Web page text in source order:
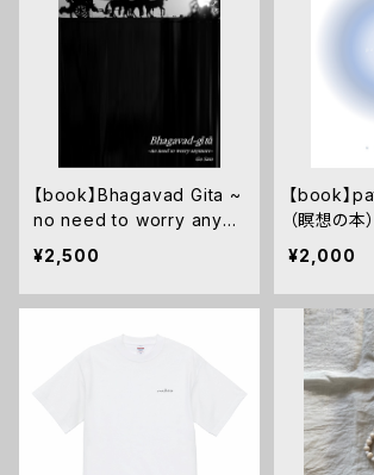
【book】Bhagavad Gita ~
no need to worry anym
ore~
¥2,500
【book】
（瞑想の本）
¥2,000